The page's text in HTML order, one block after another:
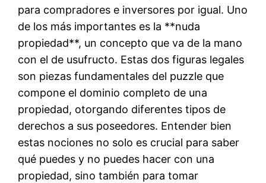
para compradores e inversores por igual. Uno
de los más importantes es la **nuda
propiedad**, un concepto que va de la mano
con el de usufructo. Estas dos figuras legales
son piezas fundamentales del puzzle que
compone el dominio completo de una
propiedad, otorgando diferentes tipos de
derechos a sus poseedores. Entender bien
estas nociones no solo es crucial para saber
qué puedes y no puedes hacer con una
propiedad, sino también para tomar